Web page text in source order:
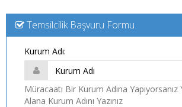
Temsilcilik Başvuru Formu
Kurum Adı:
Müracaatı Bir Kurum Adına Yapıyorsanız
Alana Kurum Adını Yazınız